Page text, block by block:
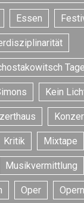
Essen
Tage
Kein
Kritik Mixtape
Musikvermittlung
Oper